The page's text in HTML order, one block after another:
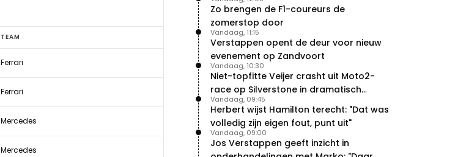
TEAM
Ferrari
Ferrari
Mercedes
Mercedes
Zo brengen de F1-coureurs de
zomerstop door
Verstappen opent de deur voor nieuw
evenement op Zandvoort
Vandaag, 11:15
Niet-topfitte Veijer crasht uit Moto2-
race op Silverstone in dramatisch
weekend
Vandaag, 10:30
Herbert wijst Hamilton terecht: "Dat was
volledig zijn eigen fout, punt uit"
Vandaag, 09:45
Jos Verstappen geeft inzicht in
Vandaag, 09:00